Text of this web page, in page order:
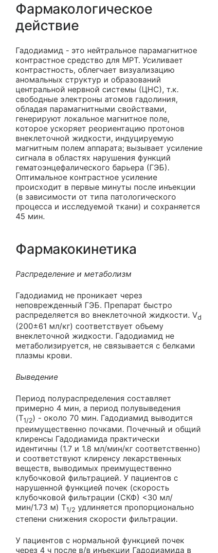
Фармакологическое
действие
Гадодиамид - это нейтральное парамагнитное
контрастное средство для МРТ. Усиливает
контрастность, облегчает визуализацию
аномальных структур и образований
центральной нервной системы (ЦНС), т.к.
свободные электроны атомов гадолиния,
обладая парамагнитными свойствами,
генерируют локальное магнитное поле,
которое ускоряет реориентацию протонов
внеклеточной жидкости, индуцируемую
магнитным полем аппарата; вызывает усиление
сигнала в областях нарушения функций
гематоэнцефалического барьера (ГЭБ).
Оптимальное контрастное усиление
происходит в первые минуты после инъекции
(в зависимости от типа патологического
процесса и исследуемой ткани) и сохраняется
45 мин.
Фармакокинетика
Распределение и метаболизм
Гадодиамид не проникает через
неповрежденный ГЭБ. Препарат быстро
распределяется во внеклеточной жидкости. Vd
(200±61 мл/кг) соответствует объему
внеклеточной жидкости. Гадодиамид не
метаболизируется, не связывается с белками
плазмы крови.
Выведение
Период полураспределения составляет
примерно 4 мин, а период полувыведения
(T1/2) - около 70 мин. Гадодиамид выводится
преимущественно почками. Почечный и общий
клиренсы Гадодиамида практически
идентичны (1.7 и 1.8 мл/мин/кг соответственно)
и соответствуют клиренсу лекарственных
веществ, выводимых преимущественно
клубочковой фильтрацией. У пациентов с
нарушенной функцией почек (скорость
клубочковой фильтрации (СКФ) <30 мл/
мин/1.73 м) T1/2 удлиняется пропорционально
степени снижения скорости фильтрации.
У пациентов с нормальной функцией почек
через 4 ч после в/в инъекции Гадодиамида в